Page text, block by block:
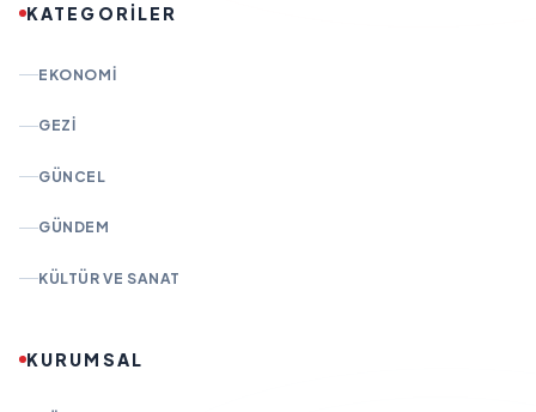
KATEGORİLER
EKONOMI
GEZI
GÜNCEL
GÜNDEM
KÜLTÜR VE SANAT
KURUMSAL